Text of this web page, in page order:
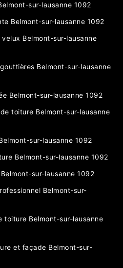
sur-lausanne 1092
Belmont-sur-lausanne 1092
Belmont-sur-lausanne
Belmont-sur-lausanne
Belmont-sur-lausanne 1092
toiture Belmont-sur-lausanne
sur-lausanne 1092
Belmont-sur-lausanne 1092
sur-lausanne 1092
Belmont-sur-
toiture Belmont-sur-lausanne
et façade Belmont-sur-